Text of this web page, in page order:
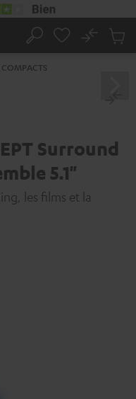
Rechercher
No
COMPACTS
Surround
5.1"
les films et la